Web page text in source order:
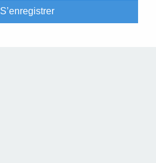
S’enregistrer